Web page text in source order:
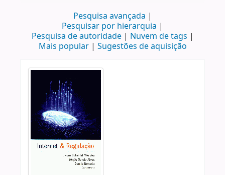
Pesquisa avançada
Pesquisar por hierarquia
Pesquisa de autoridade
Nuvem de tags
Mais popular
Sugestões de aquisição